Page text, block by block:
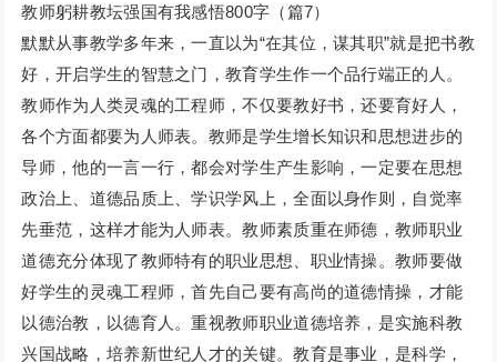
教师躬耕教坛强国有我感悟800字（篇7）
默默从事教学多年来，一直以为“在其位，谋其职”就是把书教
好，开启学生的智慧之门，教育学生作一个品行端正的人。
教师作为人类灵魂的工程师，不仅要教好书，还要育好人，
各个方面都要为人师表。教师是学生增长知识和思想进步的
导师，他的一言一行，都会对学生产生影响，一定要在思想
政治上、道德品质上、学识学风上，全面以身作则，自觉率
先垂范，这样才能为人师表。教师素质重在师德，教师职业
道德充分体现了教师特有的职业思想、职业情操。教师要做
好学生的灵魂工程师，首先自己要有高尚的道德情操，才能
以德治教，以德育人。重视教师职业道德培养，是实施科教
兴国战略，培养新世纪人才的关键。教育是事业，是科学，